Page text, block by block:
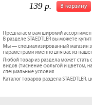
В корзину
139 р.
Предлагаем вам широкий
В разделе STAEDTLER вы можете
Мы — специализированный магазин
параметрами именно для вас из
Любой товар из раздела может
видов (тиснение фольгой и цветом,
специальные условия.
Каталог товаров раздела STAEDTLER,